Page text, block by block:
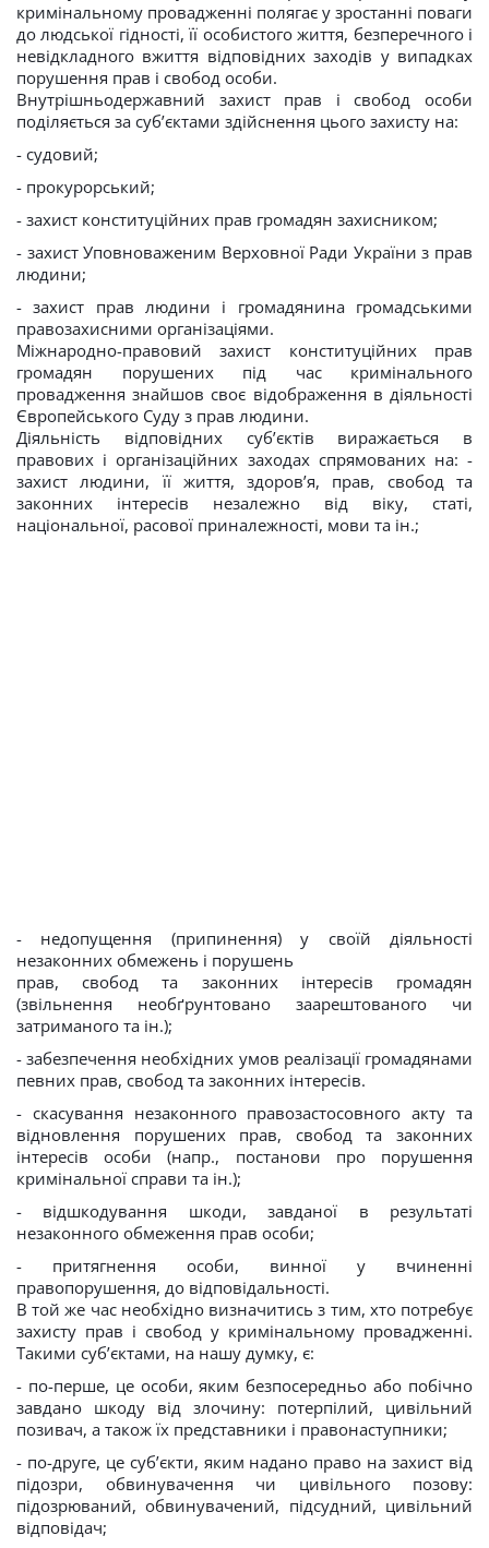
кримінальному провадженні полягає у зростанні поваги
до людської гідності, її особистого життя, безперечного і
невідкладного вжиття відповідних заходів у випадках
порушення прав і свобод особи.
Внутрішньодержавний захист прав і свобод особи
поділяється за суб’єктами здійснення цього захисту на:
- судовий;
- прокурорський;
- захист конституційних прав громадян захисником;
- захист Уповноваженим Верховної Ради України з прав
людини;
- захист прав людини і громадянина громадськими
правозахисними організаціями.
Міжнародно-правовий захист конституційних прав
громадян порушених під час кримінального
провадження знайшов своє відображення в діяльності
Європейського Суду з прав людини.
Діяльність відповідних суб’єктів виражається в
правових і організаційних заходах спрямованих на: -
захист людини, її життя, здоров’я, прав, свобод та
законних інтересів незалежно від віку, статі,
національної, расової приналежності, мови та ін.;
- недопущення (припинення) у своїй діяльності
незаконних обмежень і порушень
прав, свобод та законних інтересів громадян
(звільнення необґрунтовано заарештованого чи
затриманого та ін.);
- забезпечення необхідних умов реалізації громадянами
певних прав, свобод та законних інтересів.
- скасування незаконного правозастосовного акту та
відновлення порушених прав, свобод та законних
інтересів особи (напр., постанови про порушення
кримінальної справи та ін.);
- відшкодування шкоди, завданої в результаті
незаконного обмеження прав особи;
- притягнення особи, винної у вчиненні
правопорушення, до відповідальності.
В той же час необхідно визначитись з тим, хто потребує
захисту прав і свобод у кримінальному провадженні.
Такими суб’єктами, на нашу думку, є:
- по-перше, це особи, яким безпосередньо або побічно
завдано шкоду від злочину: потерпілий, цивільний
позивач, а також їх представники і правонаступники;
- по-друге, це суб’єкти, яким надано право на захист від
підозри, обвинувачення чи цивільного позову:
підозрюваний, обвинувачений, підсудний, цивільний
відповідач;